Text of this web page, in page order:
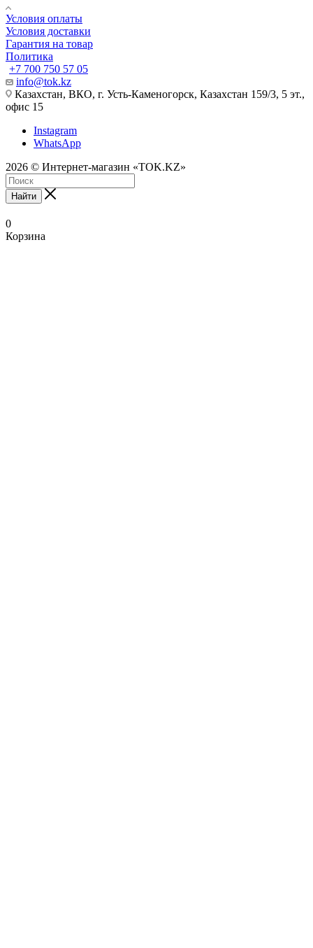
Условия оплаты
Условия доставки
Гарантия на товар
Политика
+7 700 750 57 05
info@tok.kz
Казахстан, ВКО, г. Усть-Каменогорск, Казахстан 159/3, 5 эт.,
офис 15
Instagram
WhatsApp
2026 © Интернет-магазин «TOK.KZ»
Найти
0
Корзина